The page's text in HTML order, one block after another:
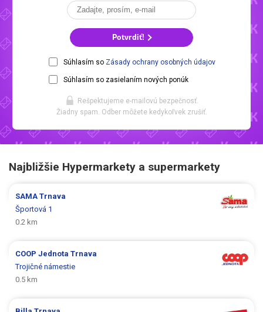
Potvrdiť!
Súhlasím so Zásady ochrany osobných údajov
Súhlasím so zasielaním nových ponúk
Rešpektujeme e-mailovú bezpečnosť.
Žiadny spam. Odber môžete kedykoľvek zrušiť.
Najbližšie Hypermarkety a supermarkety
SAMATrnava
Športová 1
0.2 km
COOP JednotaTrnava
Trojičné námestie
0.5 km